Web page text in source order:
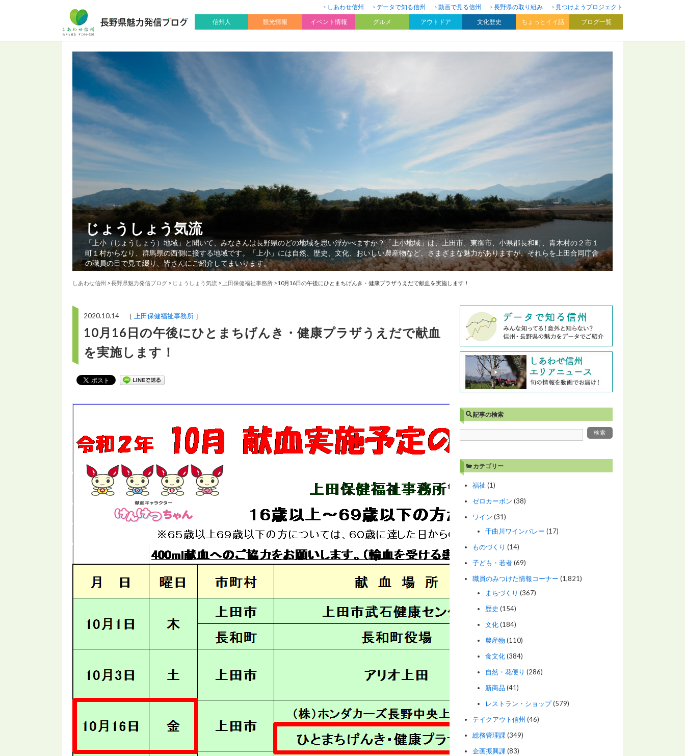
しあわせ信州 データで知る信州 動画で見る信州 長野県の取り組み
見つけようプロジェクト
信州人
観光情報 イベント情報 グルメ アウトドア 文化歴史 ちょっとイイ話 ブログ一覧
じょうしょう気流
「上小（じょうしょう）地域」と聞いて、みなさんは長野県のどの地域を思い浮かべますか？「上小地域」は、上田市、東御市、小県郡長和町、青木村の２市１
町１村からなり、群馬県の西側に接する地域です。「上小」には自然、歴史、文化、おいしい農産物など、さまざまな魅力がありますが、それらを上田合同庁舎
の職員の目で見て綴り、皆さんにご紹介してまいります。
しあわせ信州 >長野県魅力発信ブログ > じょうしょう気流 > 上田保健福祉事務所 > 10月16日の午後にひとまちげんき・健康プラザうえだで献血を実施します！
2020.10.14 ［ 上田保健福祉事務所 ］
10月16日の午後にひとまちげんき・健康プラザうえだで献血
を実施します！
記事の検索
カテゴリー
福祉 (1)
ゼロカーボン (38)
ワイン (31)
千曲川ワインバレー (17)
ものづくり (14)
子ども・若者(69)
職員のみつけた情報コーナー (1,821)
まちづくり (367)
歴史 (154)
文化(184)
農産物 (110)
食文化(384)
自然・花便り (286)
新商品 (41)
レストラン・ショップ(579)
テイクアウト信州 (46)
総務管理課(349)
企画振興課(83)